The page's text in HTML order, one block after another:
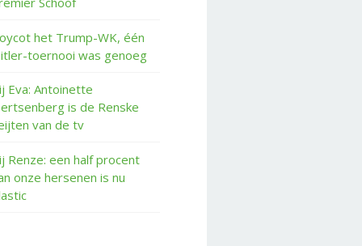
het Trump-WK, één
toernooi was genoeg
Eva: Antoinette
is de Renske
van de tv
Renze: een half procent
onze hersenen is nu